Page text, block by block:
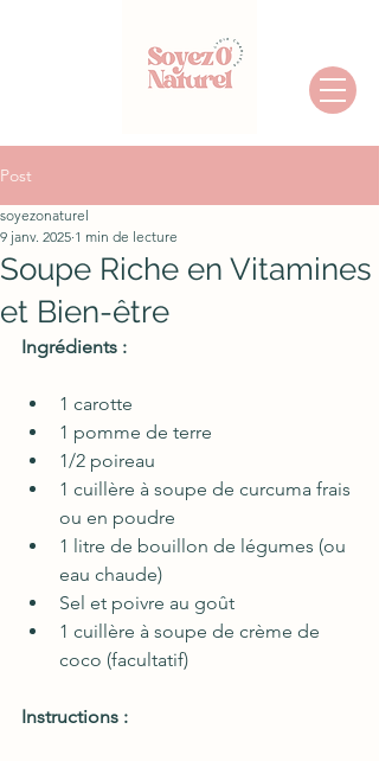
Post
Soupe Riche en Vitamines
et Bien-être
soyezonaturel
9 janv. 2025 1 min de lecture
Ingrédients :
1 carotte
1 pomme de terre
1/2 poireau
1 cuillère à soupe de curcuma frais
ou en poudre
1 litre de bouillon de légumes (ou
eau chaude)
Sel et poivre au goût
1 cuillère à soupe de crème de
coco (facultatif)
Instructions :